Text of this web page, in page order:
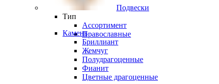
Подвески
Тип
Ассортимент
Православные
Камень
Бриллиант
Жемчуг
Полудрагоценные
Фианит
Цветные драгоценные